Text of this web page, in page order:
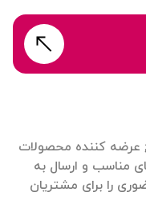
عرضه کننده محصولات
مناسب و ارسال به
را برای مشتریان